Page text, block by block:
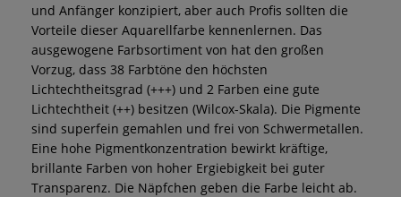
und Anfänger konzipiert, aber auch Profis sollten die
Vorteile dieser Aquarellfarbe kennenlernen. Das
ausgewogene Farbsortiment von hat den großen
Vorzug, dass 38 Farbtöne den höchsten
Lichtechtheitsgrad (+++) und 2 Farben eine gute
Lichtechtheit (++) besitzen (Wilcox-Skala). Die Pigmente
sind superfein gemahlen und frei von Schwermetallen.
Eine hohe Pigmentkonzentration bewirkt kräftige,
brillante Farben von hoher Ergiebigkeit bei guter
Transparenz. Die Näpfchen geben die Farbe leicht ab.